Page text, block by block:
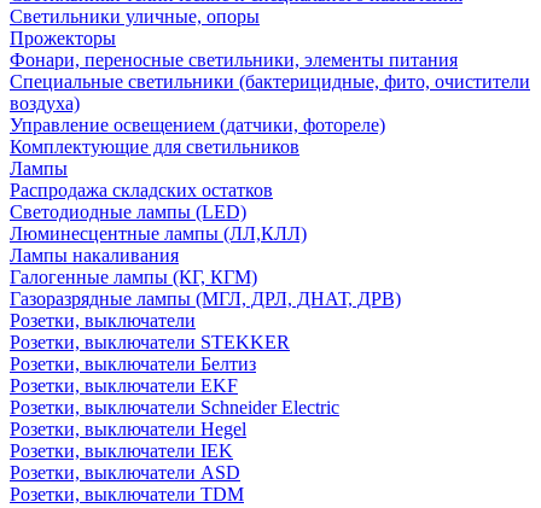
Светильники уличные, опоры
Прожекторы
Фонари, переносные светильники, элементы питания
Специальные светильники (бактерицидные, фито, очистители
воздуха)
Управление освещением (датчики, фотореле)
Комплектующие для светильников
Лампы
Распродажа складских остатков
Светодиодные лампы (LED)
Люминесцентные лампы (ЛЛ,КЛЛ)
Лампы накаливания
Галогенные лампы (КГ, КГМ)
Газоразрядные лампы (МГЛ, ДРЛ, ДНАТ, ДРВ)
Розетки, выключатели
Розетки, выключатели STEKKER
Розетки, выключатели Белтиз
Розетки, выключатели EKF
Розетки, выключатели Schneider Electric
Розетки, выключатели Hegel
Розетки, выключатели IEK
Розетки, выключатели ASD
Розетки, выключатели TDM